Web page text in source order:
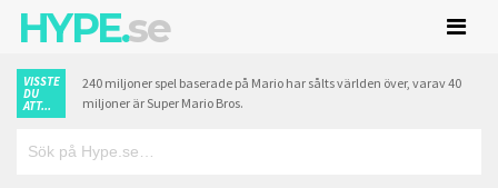
HYPE.se
VISSTE
DU
ATT...
240 miljoner spel baserade på Mario har sålts världen över, varav 40
miljoner är Super Mario Bros.